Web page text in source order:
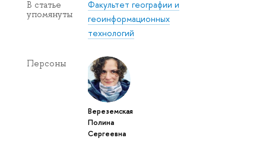
В статье
упомянуты
Факультет географии и
геоинформационных
технологий
Персоны
Вереземская
Полина
Сергеевна